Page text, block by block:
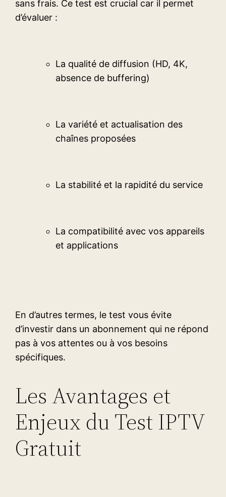
sans frais. Ce test est crucial car il permet
d’évaluer :
La qualité de diffusion (HD, 4K,
absence de buffering)
La variété et actualisation des
chaînes proposées
La stabilité et la rapidité du service
La compatibilité avec vos appareils
et applications
En d’autres termes, le test vous évite
d’investir dans un abonnement qui ne répond
pas à vos attentes ou à vos besoins
spécifiques.
Les Avantages et
Enjeux du Test IPTV
Gratuit